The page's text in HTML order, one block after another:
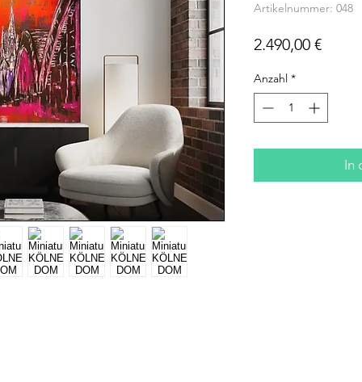
Artikelnummer: 048
2.490,00 €Preis
Anzahl *
In